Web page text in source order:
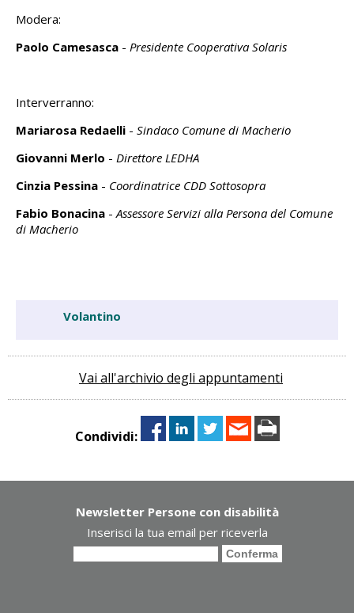
Modera:
Paolo Camesasca - Presidente Cooperativa Solaris
Interverranno:
Mariarosa Redaelli - Sindaco Comune di Macherio
Giovanni Merlo - Direttore LEDHA
Cinzia Pessina - Coordinatrice CDD Sottosopra
Fabio Bonacina - Assessore Servizi alla Persona del Comune
di Macherio
Volantino
Vai all'archivio degli appuntamenti
Condividi:
Newsletter Persone con disabilità
Inserisci la tua email per riceverla